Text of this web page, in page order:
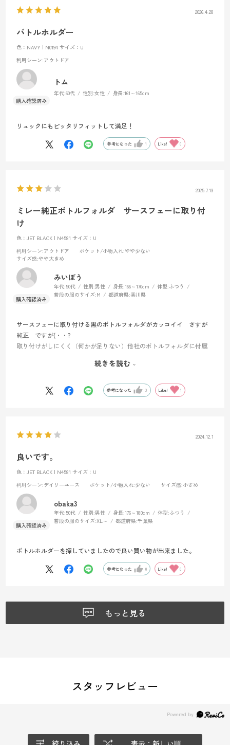
2026.4.28
バトルホルダー
色：NAVY | N0194 サイズ：U
利用シーン:アウトドア
トム
年代:60代 性別:女性 身長:161～165cm
リュックにもピッタリフィットして満足！
参考になった 1 Like! 0
2025.7.13
ミレー純正ボトルフォルダ サースフェーに取り付
け
色：JET BLACK | N4581 サイズ：U
利用シーン:アウトドア ポケット/小物入れ:やや少ない
サイズ感:やや大きめ
みいぼう
年代:50代 性別:男性 身長:166～170cm 体型:ふつう
普段の服のサイズ:M 都道府県:香川県
サースフェーに取り付ける黒のボトルフォルダがカッコイイ さすが
純正 ですが(・・?
取り付けがしにくく（何かが足りない）他社のボトルフォルダに付属
でもカッコイイ
続きを読む
参考になった 3 Like! 1
2024.12.1
良いです。
色：JET BLACK | N4581 サイズ：U
利用シーン:デイリーユース ポケット/小物入れ:少ない サイズ感:小さめ
obaka3
年代:50代 性別:男性 身長:176～180cm 体型:ふつう
普段の服のサイズ:XL～ 都道府県:千葉県
ボトルホルダーを探していましたので良い買い物が出来ました。
参考になった 0 Like! 0
もっと見る
スタッフレビュー